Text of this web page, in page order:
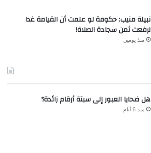
نبيلة منيب: حكومة لو علمت أن القيامة غدا
لرفعت ثمن سجادة الصلاة!
منذ يومين
هل ضحايا العبور إلى سبتة أرقام زائدة؟
منذ 6 أيام